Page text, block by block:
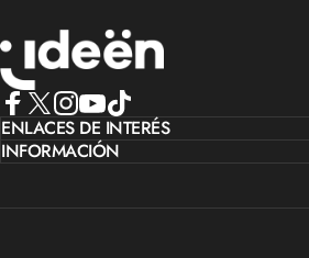
IdeenstoresMX
Facebook
X (Twitter)
Instagram
YouTube
TikTok
ENLACES DE INTERÉS
INFORMACIÓN